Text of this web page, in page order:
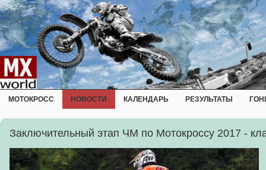
МОТОКРОСС НОВОСТИ КАЛЕНДАРЬ РЕЗУЛЬТАТЫ
Заключительный этап ЧМ по Мотокроссу 2017 -